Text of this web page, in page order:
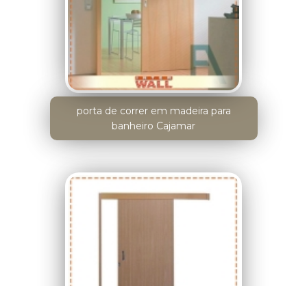
porta de correr em madeira para
banheiro Cajamar